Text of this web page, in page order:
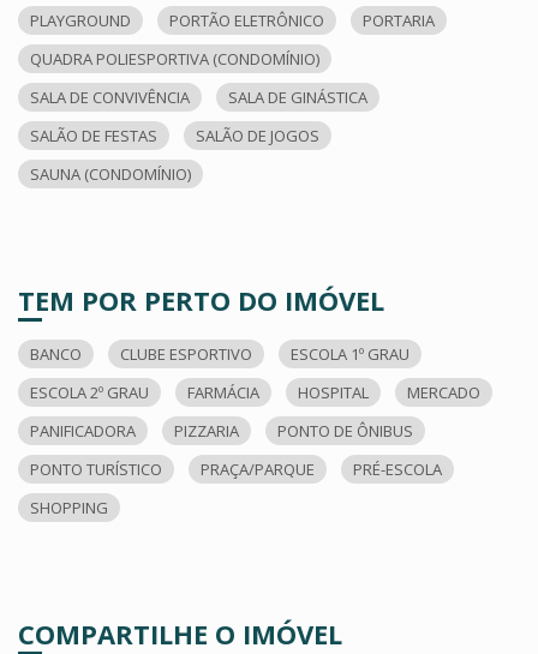
PLAYGROUND
PORTÃO ELETRÔNICO
PORTARIA
QUADRA POLIESPORTIVA (CONDOMÍNIO)
SALA DE CONVIVÊNCIA
SALA DE GINÁSTICA
SALÃO DE FESTAS
SALÃO DE JOGOS
SAUNA (CONDOMÍNIO)
TEM POR PERTO DO IMÓVEL
BANCO CLUBE ESPORTIVO
ESCOLA 1º GRAU
ESCOLA 2º GRAU
FARMÁCIA HOSPITAL
MERCADO
PANIFICADORA
PIZZARIA
PONTO DE ÔNIBUS
PONTO TURÍSTICO
PRAÇA/PARQUE
PRÉ-ESCOLA
SHOPPING
COMPARTILHE O IMÓVEL